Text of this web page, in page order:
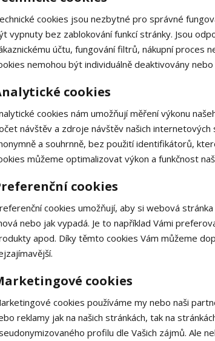
cookies jsou nezbytné pro správné
vypnuty bez zablokování funkcí stránky. Jsou
účtu, fungování filtrů, nákupní proces
nemohou být individuálně deaktivovány
cookies
cookies nám umožňují měření výkonu
návštěv a zdroje návštěv našich
a souhrnně, bez použití identifikátorů,
můžeme optimalizovat výkon a funkčnost
cookies
cookies umožňují, aby si webová
nebo jak vypadá. Je to například Vámi
apod. Díky těmto cookies Vám můžeme
cookies
cookies používáme my nebo naši
reklamy jak na našich stránkách, tak na
profilu dle Vašich zájmů. Ale